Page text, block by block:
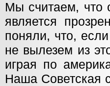
Мы считаем, что
является
поняли, что,
не вылезем из
играя по
Наша Советская